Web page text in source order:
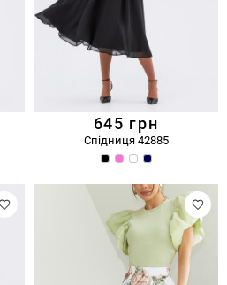
645 грн
Спідниця 42885